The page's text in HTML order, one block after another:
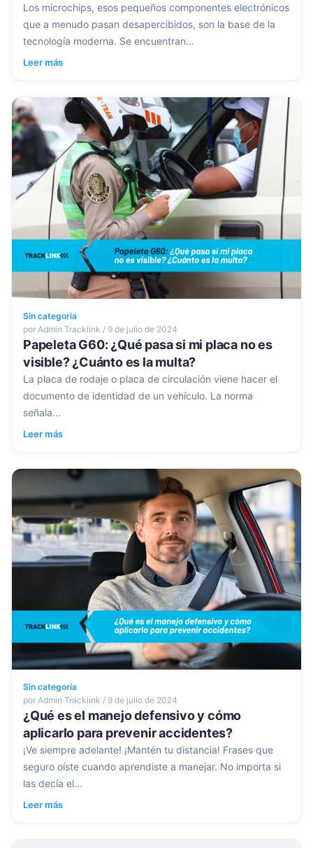
Los microchips, esos pequeños componentes electrónicos
que a menudo pasan desapercibidos, son la base de la
tecnología moderna. Se encuentran...
Leer más
Sin categoría
por Admin Tracklink / 9 de julio de 2024
Papeleta G60: ¿Qué pasa si mi placa no es
visible? ¿Cuánto es la multa?
La placa de rodaje o placa de circulación viene hacer el
documento de identidad de un vehículo. La norma
señala...
Leer más
Sin categoría
por Admin Tracklink / 9 de julio de 2024
¿Qué es el manejo defensivo y cómo
aplicarlo para prevenir accidentes?
¡Ve siempre adelante! ¡Mantén tu distancia! Frases que
seguro oíste cuando aprendiste a manejar. No importa si
las decía el...
Leer más